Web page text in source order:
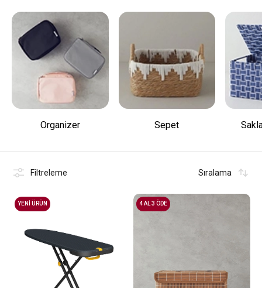
Organizer Sepet
Filtreleme Sıralama
YENİ ÜRÜN 4 AL 3 ÖDE